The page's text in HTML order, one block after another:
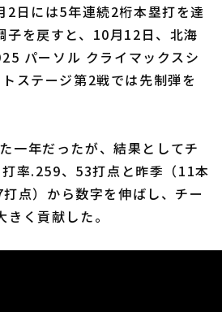
2日には5年連続2桁本塁打を達
子を戻すと、10月12日、北海
パーソル クライマックスシ
ステージ第2戦では先制弾を
一年だったが、結果としてチ
率.259、53打点と昨季（11本
点）から数字を伸ばし、チー
く貢献した。